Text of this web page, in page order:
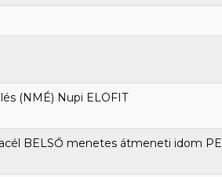
(NMÉ) Nupi ELOFIT
BELSŐ menetes átmeneti idom